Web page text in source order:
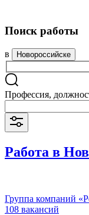
Поиск работы
в Новороссийске
Профессия,
Работа в
Группа компаний
108 вакансий